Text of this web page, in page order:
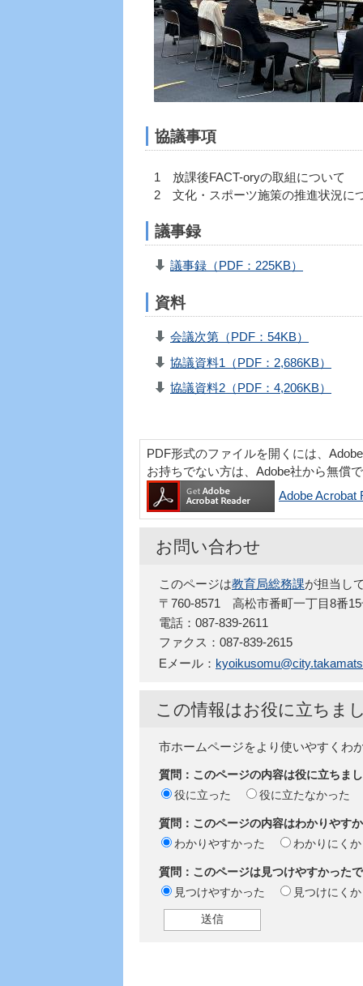
協議事項
1 放課後FACT-oryの取組について
2 文化・スポーツ施策の推進状況に
議事録
議事録（PDF：225KB）
資料
会議次第（PDF：54KB）
協議資料1（PDF：2,686KB）
協議資料2（PDF：4,206KB）
PDF形式のファイルを開くには、
お持ちでない方は、Adobe社から無償
Adobe Acrobat
お問い合わせ
このページは教育局総務課が担当し
〒760-8571 高松市番町一丁目8番
電話：087-839-2611
ファクス：087-839-2615
Eメール：
この情報はお役に立ちま
市ホームページをより使いやすくわ
質問：このページの内容は役に立ちま
役に立った
役に立たなかった
質問：このページの内容はわかりやす
わかりやすかった
わかりにく
質問：このページは見つけやすかった
見つけやすかった
見つけにく